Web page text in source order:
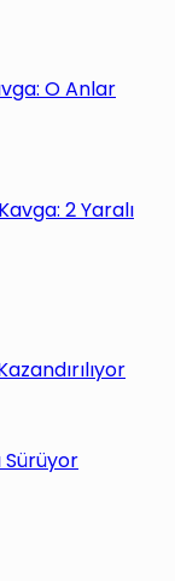
O Anlar
2 Yaralı
Sürüyor